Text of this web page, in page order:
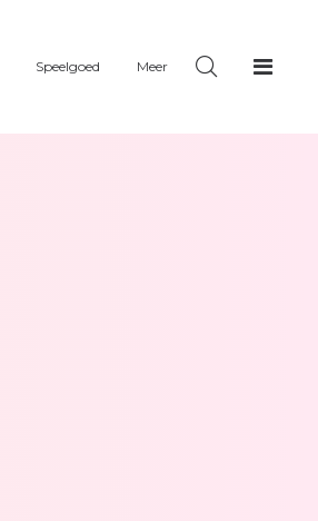
Speelgoed Meer